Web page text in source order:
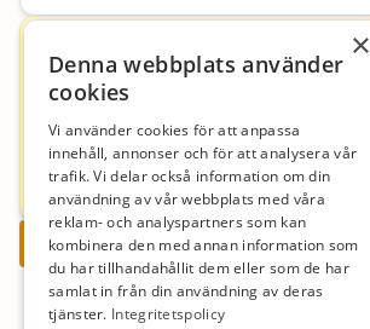
Kontakt
Veronica Karlsson
0321-59 53 36
Ansök nu
×
Denna webbplats använder
cookies
Vi använder cookies för att anpassa
innehåll, annonser och för att analysera vår
trafik. Vi delar också information om din
användning av vår webbplats med våra
reklam- och analyspartners som kan
kombinera den med annan information som
du har tillhandahållit dem eller som de har
samlat in från din användning av deras
tjänster. Integritetspolicy